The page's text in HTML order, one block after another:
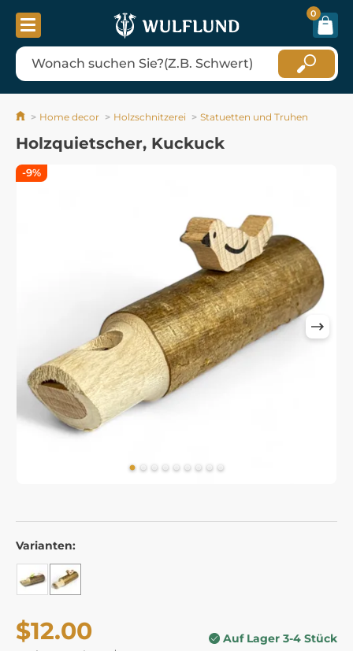
0
Home decor Holzschnitzerei Statuetten und Truhen
Holzquietscher, Kuckuck
Varianten:
$12.00 Auf Lager 3-4 Stück
-9%